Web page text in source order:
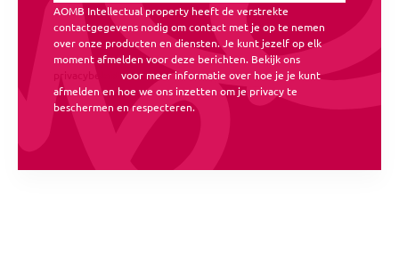
AOMB Intellectual property heeft de verstrekte
contactgegevens nodig om contact met je op te nemen
over onze producten en diensten. Je kunt jezelf op elk
moment afmelden voor deze berichten. Bekijk ons
voor meer informatie over hoe je je kunt
afmelden en hoe we ons inzetten om je privacy te
beschermen en respecteren.